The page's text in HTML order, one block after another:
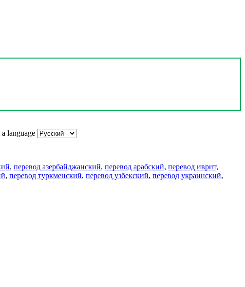
a language
, перевод азербайджанский, перевод арабский, перевод иврит,
, перевод туркменский, перевод узбекский, перевод украинский,